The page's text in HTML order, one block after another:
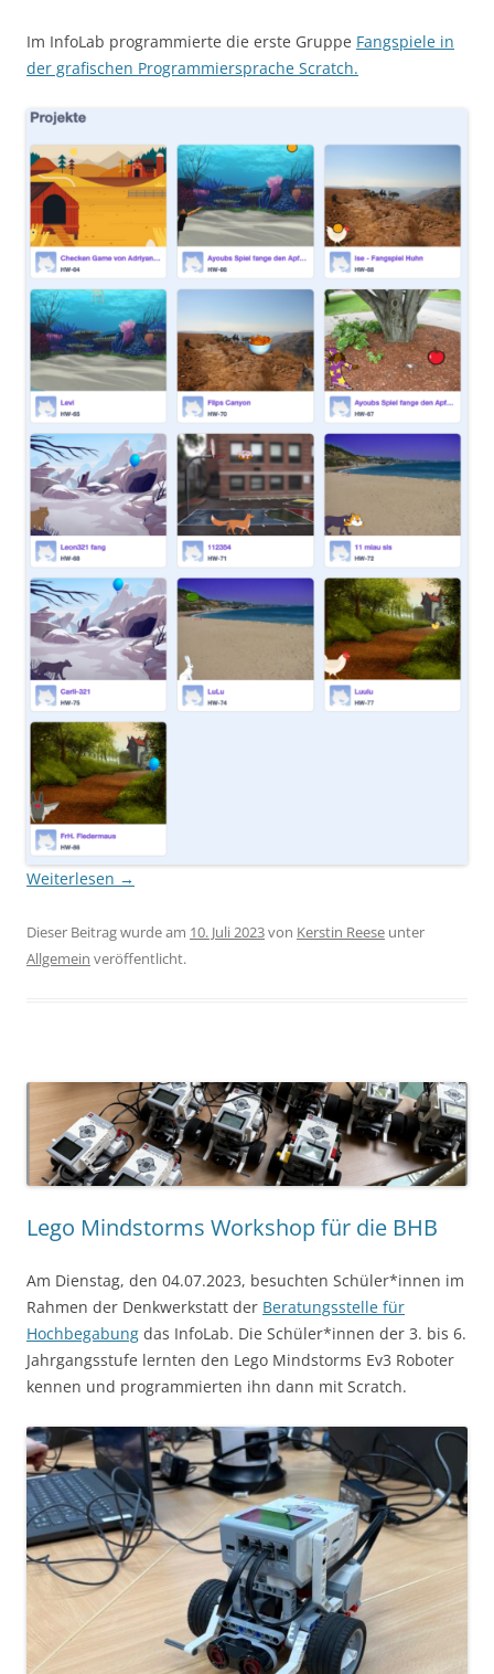
Im InfoLab programmierte die erste Gruppe Fangspiele in
der grafischen Programmiersprache Scratch.
Weiterlesen →
Dieser Beitrag wurde am 10. Juli 2023von Kerstin Reese unter
Allgemein veröffentlicht.
Lego Mindstorms Workshop für die BHB
Am Dienstag, den 04.07.2023, besuchten Schüler*innen im
Rahmen der Denkwerkstatt der Beratungsstelle für
Hochbegabung das InfoLab. Die Schüler*innen der 3. bis 6.
Jahrgangsstufe lernten den Lego Mindstorms Ev3 Roboter
kennen und programmierten ihn dann mit Scratch.